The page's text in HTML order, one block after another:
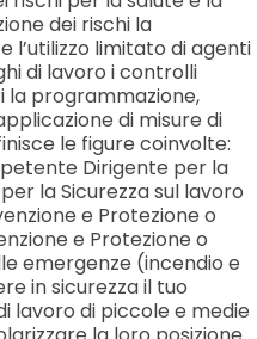
dei rischi la
l’utilizzo limitato di agenti
di lavoro i controlli
la programmazione,
di misure di
le figure coinvolte:
Dirigente per la
la Sicurezza sul lavoro
e Protezione o
e Protezione o
emergenze (incendio e
in sicurezza il tuo
lavoro di piccole e medie